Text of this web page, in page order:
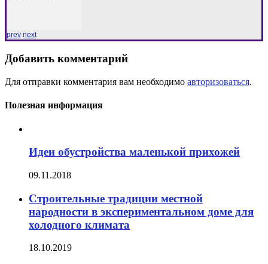
prev next
Добавить комментарий
Для отправки комментария вам необходимо авторизоваться.
Полезная информация
Идеи обустройства маленькой прихожей
09.11.2018
Строительные традиции местной
народности в экспериментальном доме для
холодного климата
18.10.2019